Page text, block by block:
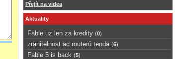
Přejít na videa
Aktuality
Fable uz len za kredity (0)
zranitelnost ac routerů tenda (6)
Fable 5 is back (5)